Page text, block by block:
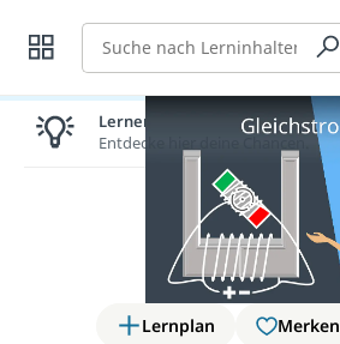
Suche
Lernplan Merken
Lernen lohnt sich!
Entdecke hier deine Chancen.